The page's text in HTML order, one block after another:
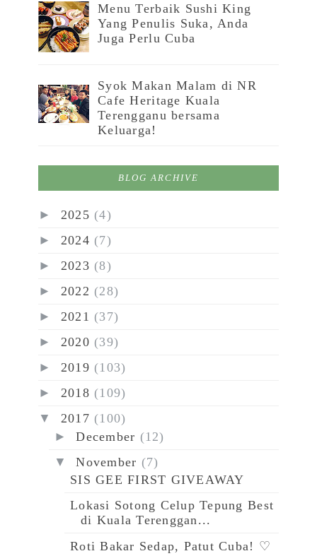
Menu Terbaik Sushi King
Yang Penulis Suka, Anda
Juga Perlu Cuba
Syok Makan Malam di NR
Cafe Heritage Kuala
Terengganu bersama
Keluarga!
BLOG ARCHIVE
► 2025 (4)
► 2024 (7)
► 2023 (8)
► 2022 (28)
► 2021 (37)
► 2020 (39)
► 2019 (103)
► 2018 (109)
▼ 2017 (100)
►December (12)
▼November (7)
SIS GEE FIRST GIVEAWAY
Lokasi Sotong Celup Tepung Best
di Kuala Terenggan...
Roti Bakar Sedap, Patut Cuba! ♡